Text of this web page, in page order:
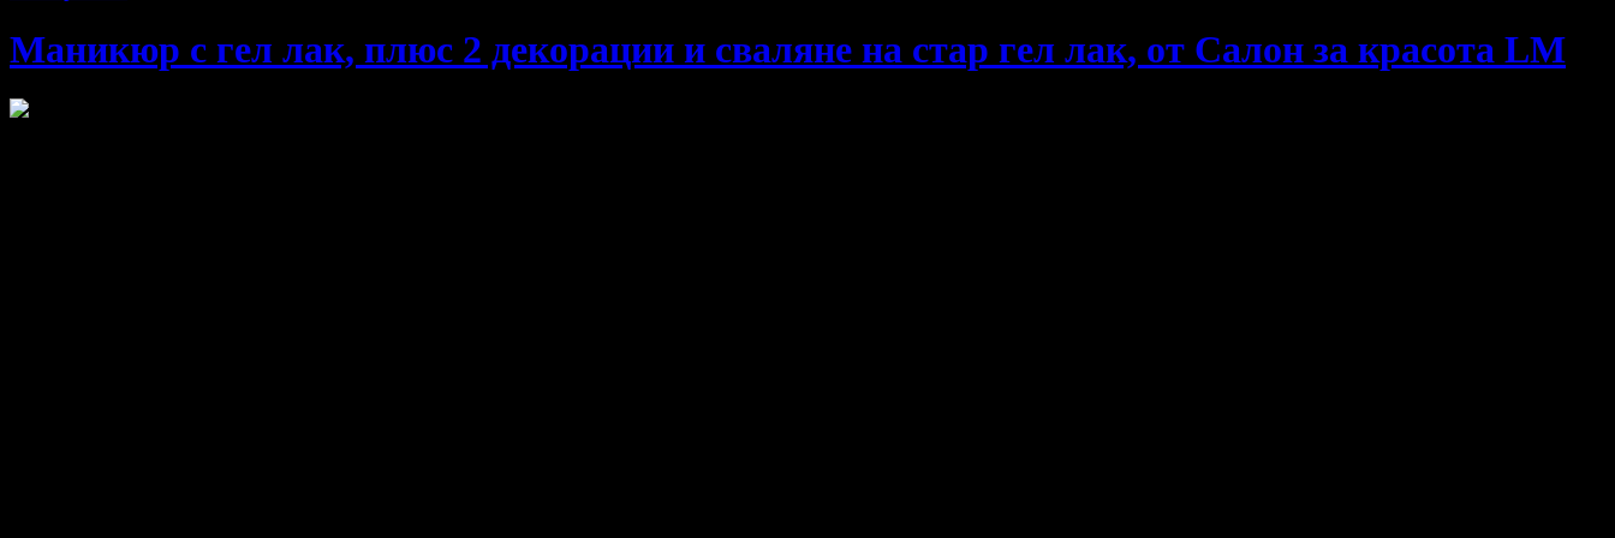
Маникюр с гел лак, плюс 2 декорации и сваляне на стар гел лак, от Салон за красота LM